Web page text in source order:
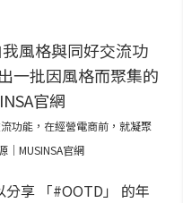
功能，在經營電商前，就凝聚
｜MUSINSA官網
享 「#OOTD」 的年